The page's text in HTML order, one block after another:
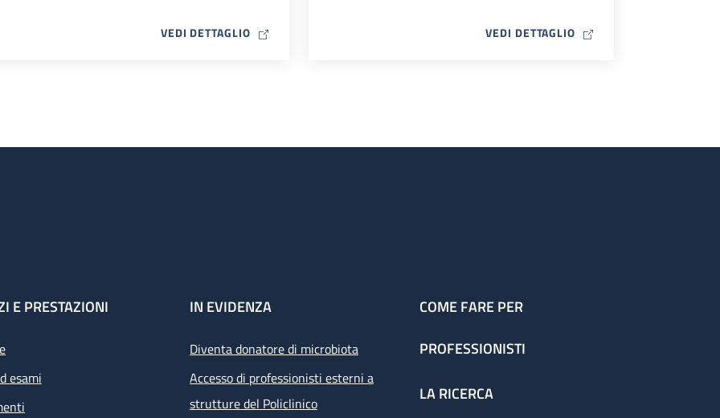
VEDI DETTAGLIOMAP ICON VEDI DETTAGLIO MAP ICON
E PRESTAZIONI
esami
IN EVIDENZA
Diventa donatore di microbiota
Accesso di professionisti esterni a
strutture del Policlinico
COME FARE PER
PROFESSIONISTI
LA RICERCA